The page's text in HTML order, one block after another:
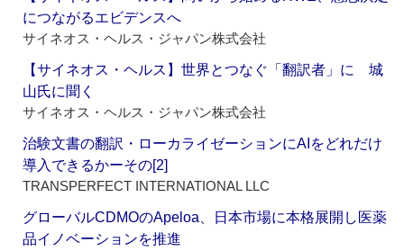
につながるエビデンスへ
サイネオス・ヘルス・ジャパン株式会社
【サイネオス・ヘルス】世界とつなぐ「翻訳者」に 城
山氏に聞く
サイネオス・ヘルス・ジャパン株式会社
治験文書の翻訳・ローカライゼーションにAIをどれだけ
導入できるかーその[2]
TRANSPERFECT INTERNATIONAL LLC
グローバルCDMOのApeloa、日本市場に本格展開し医薬
品イノベーションを推進